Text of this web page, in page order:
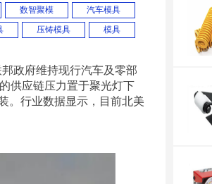
数智聚模
汽车模具
压铸模具 模具
政府维持现行汽车及零部
供应链压力置于聚光灯下
。行业数据显示，目前北美